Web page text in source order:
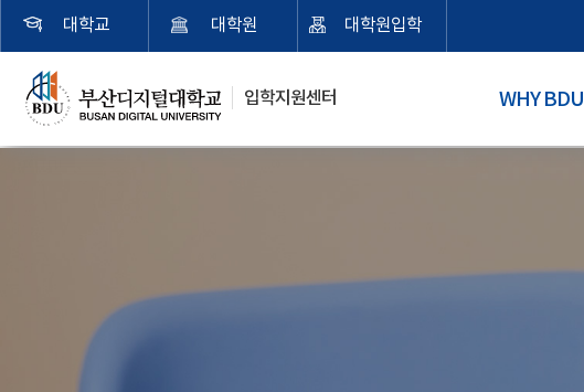
입학지원센터
대학교 대학원 대학원입학
WHY BDU